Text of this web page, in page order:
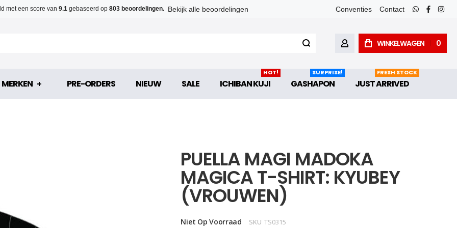
met een score van 9.1 gebaseerd op 803 beoordelingen. Bekijk alle beoordelingen Conventies Contact
whatsapp
facebook
ACCOUNTWINKELWAGEN 0
MERKEN PRE-ORDERS NIEUW SALE ICHIBAN KUJI
HOT!
GASHAPON
SURPRISE!
JUST ARRIVED
FRESH STOCK
PUELLA MAGI MADOKA
MAGICA T-SHIRT: KYUBEY
(VROUWEN)
Niet Op Voorraad SKU TS0315